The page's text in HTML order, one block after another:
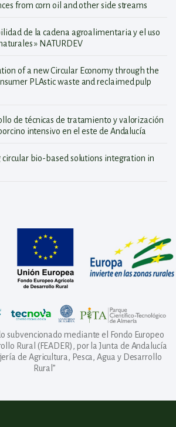
from corn oil and other side streams
de la cadena agroalimentaria y el uso
» NATURDEV
of a new Circular Economy through the
PLAstic waste and reclaimed pulp
de técnicas de tratamiento y valorización
intensivo en el este de Andalucía
circular bio-based solutions integration in
subvencionado mediante el Fondo Europeo
Rural (FEADER), por la Junta de Andalucía
de Agricultura, Pesca, Agua y Desarrollo
Rural”